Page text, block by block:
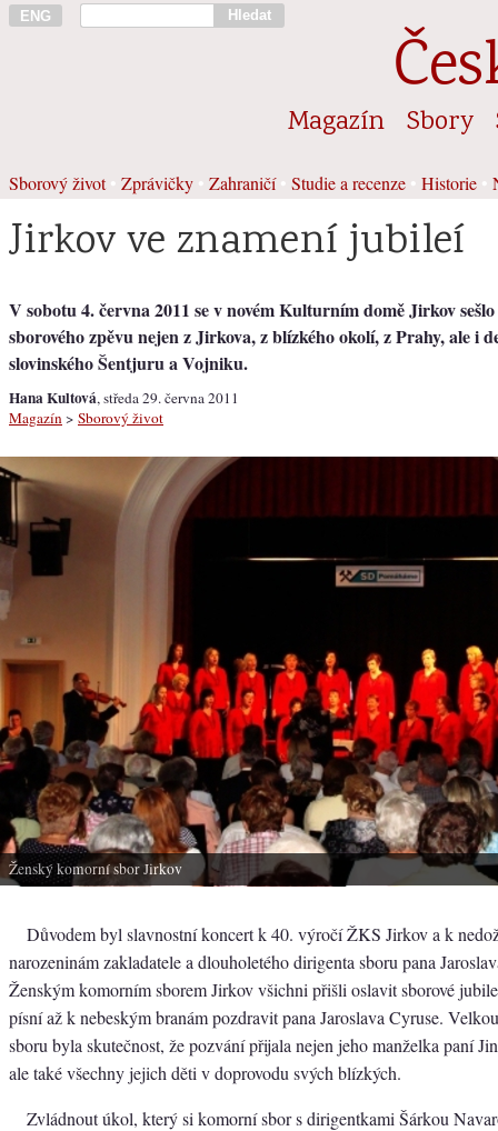
ENG Hledat
Magazín Sbory
Sborový život• Zprávičky Zahraničí• Studie a recenze Historie
Jirkov ve znamení jubileí
V sobotu 4. června 2011 se v novém Kulturním domě Jirkov
sborového zpěvu nejen z Jirkova, z blízkého okolí, z Prahy, ale i
slovinského Šentjuru a Vojniku.
Hana Kultová, středa 29. června 2011
Magazín > Sborový život
Ženský komorní sbor Jirkov
Důvodem byl slavnostní koncert k 40. výročí ŽKS Jirkov a k
narozeninám zakladatele a dlouholetého dirigenta sboru pana
Ženským komorním sborem Jirkov všichni přišli oslavit sborové
písní až k nebeským branám pozdravit pana Jaroslava Cyruse.
sboru byla skutečnost, že pozvání přijala nejen jeho manželka paní
ale také všechny jejich děti v doprovodu svých blízkých.
Zvládnout úkol, který si komorní sbor s dirigentkami Šárkou